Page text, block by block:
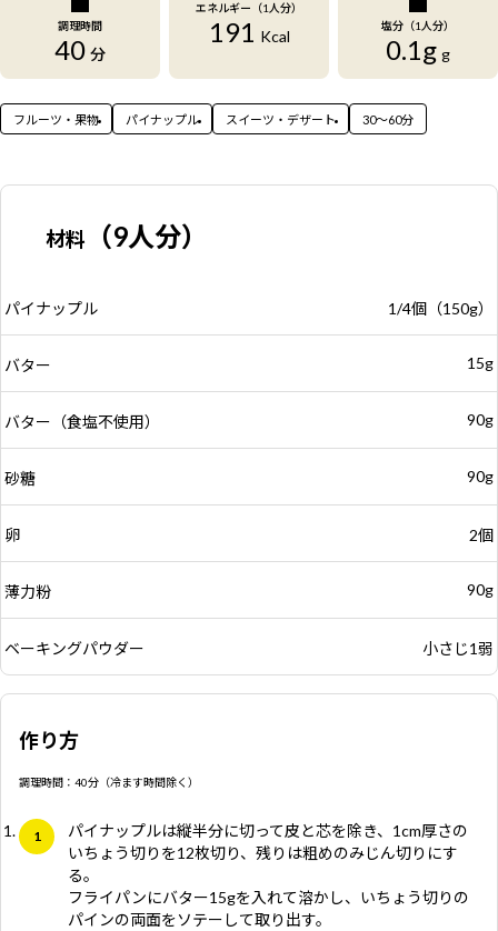
調理時間
40 分
エネルギー（1人分）
191 Kcal
塩分（1人分）
0.1g g
フルーツ・果物 パイナップル スイーツ・デザート 30〜60分
材料 （9人分）
パイナップル 1/4個（150g）
バター 15g
バター（食塩不使用） 90g
砂糖 90g
卵 2個
薄力粉 90g
ベーキングパウダー 小さじ1弱
作り方
調理時間：40分（冷ます時間除く）
パイナップルは縦半分に切って皮と芯を除き、1cm厚さの
いちょう切りを12枚切り、残りは粗めのみじん切りにす
る。
フライパンにバター15gを入れて溶かし、いちょう切りの
パインの両面をソテーして取り出す。